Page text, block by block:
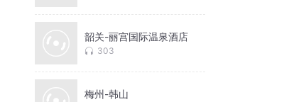
韶关-丽宫国际温泉酒店
303
梅州-韩山